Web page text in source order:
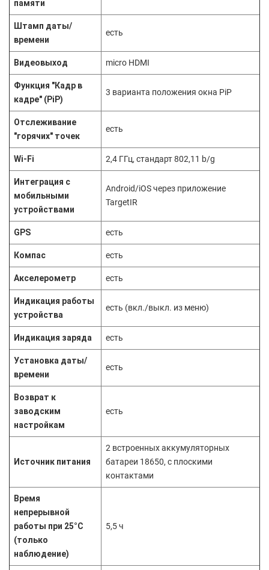
памяти
Штамп даты/
времени
есть
Видеовыход micro HDMI
Функция "Кадр в
кадре" (PiP)
3 варианта положения окна PiP
Отслеживание
"горячих" точек
есть
Wi-Fi 2,4 ГГц, стандарт 802,11 b/g
Интеграция с
мобильными
устройствами
Android/iOS через приложение
TargetIR
GPS есть
Компас есть
Акселерометр есть
Индикация работы
устройства
есть (вкл./выкл. из меню)
Индикация заряда есть
Установка даты/
времени
есть
Возврат к
заводским
настройкам
есть
Источник питания
2 встроенных аккумуляторных
батареи 18650, с плоскими
контактами
Время
непрерывной
работы при 25°C
(только
наблюдение)
5,5 ч